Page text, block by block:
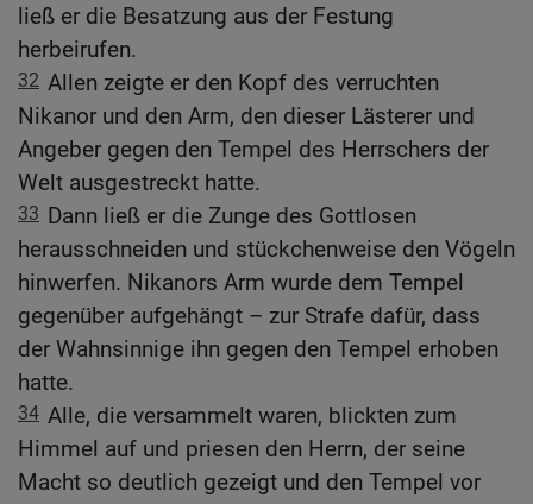
ließ er die Besatzung aus der Festung
herbeirufen.
32 Allen zeigte er den Kopf des verruchten
Nikanor und den Arm, den dieser Lästerer und
Angeber gegen den Tempel des Herrschers der
Welt ausgestreckt hatte.
33 Dann ließ er die Zunge des Gottlosen
herausschneiden und stückchenweise den Vögeln
hinwerfen. Nikanors Arm wurde dem Tempel
gegenüber aufgehängt – zur Strafe dafür, dass
der Wahnsinnige ihn gegen den Tempel erhoben
hatte.
34 Alle, die versammelt waren, blickten zum
Himmel auf und priesen den Herrn, der seine
Macht so deutlich gezeigt und den Tempel vor